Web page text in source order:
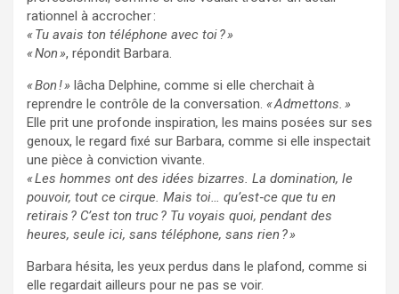
rationnel à accrocher :
« Tu avais ton téléphone avec toi ? »
« Non », répondit Barbara.
« Bon ! » lâcha Delphine, comme si elle cherchait à
reprendre le contrôle de la conversation. « Admettons. »
Elle prit une profonde inspiration, les mains posées sur ses
genoux, le regard fixé sur Barbara, comme si elle inspectait
une pièce à conviction vivante.
« Les hommes ont des idées bizarres. La domination, le
pouvoir, tout ce cirque. Mais toi… qu’est‑ce que tu en
retirais ? C’est ton truc ? Tu voyais quoi, pendant des
heures, seule ici, sans téléphone, sans rien ? »
Barbara hésita, les yeux perdus dans le plafond, comme si
elle regardait ailleurs pour ne pas se voir.